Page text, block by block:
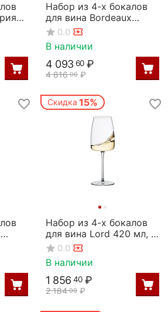
Набор из 4-х бокалов
для вина Bordeaux
Select 670мл;
D=78/105,H=260мм,
Rona
0.0
В наличии
4 816 00 ₽
4 093 60 ₽
Скидка 15%
Набор из 4-х бокалов
для вина Lord 420 мл, D
79 мм, H 220 мм, Rona
0.0
В наличии
2 184 00 ₽
1 856 40 ₽